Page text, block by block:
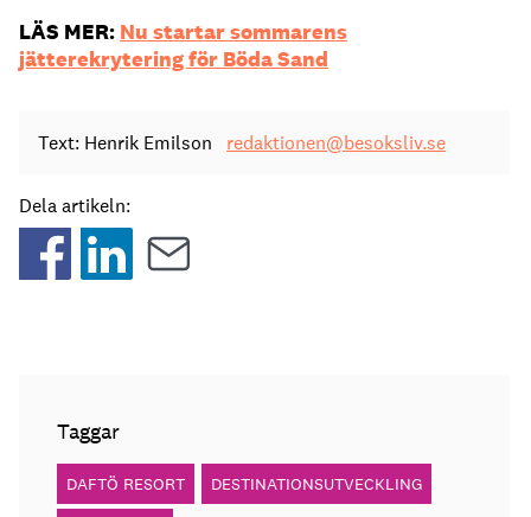
LÄS MER: Nu startar sommarens
jätterekrytering för Böda Sand
Text: Henrik Emilson redaktionen@besoksliv.se
Dela artikeln:
Taggar
DAFTÖ RESORT DESTINATIONSUTVECKLING